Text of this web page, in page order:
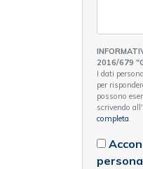
2016/679
I dati
per
possono
completa.